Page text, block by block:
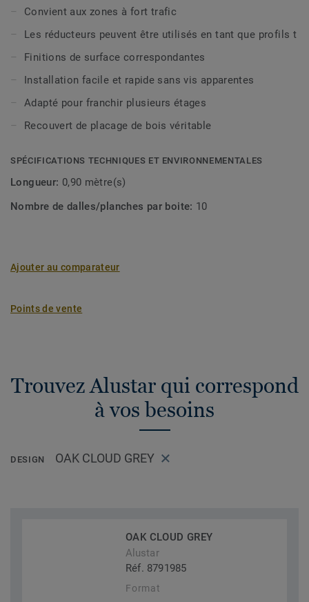
structure peuvent se produire.
Convient aux zones à fort trafic
Les réducteurs peuvent être utilisés en tant que profils t
Finitions de surface correspondantes
Installation facile et rapide sans vis apparentes
Adapté pour franchir plusieurs étages
Recouvert de placage de bois véritable
SPÉCIFICATIONS TECHNIQUES ET ENVIRONNEMENTALES
Longueur: 0,90 mètre(s)
Nombre de dalles/planches par boite: 10
Ajouter au comparateur
Points de vente
Trouvez Alustar qui correspond
à vos besoins
DESIGN OAK CLOUD GREY
OAK CLOUD GREY
Alustar
Réf. 8791985
Format